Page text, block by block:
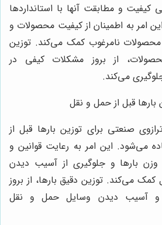
و مطابقت آنها با استانداردها
امر به اطمینان از کیفیت محصولات و
محصولات نامرغوب کمک می‌کند. توزین
از بروز مشکلات کیفی در
می‌کند.
بارها قبل از حمل و نقل
صنعتی برای توزین بارها قبل از
می‌شود. این امر به رعایت قوانین و
وزن بارها و جلوگیری از آسیب دیدن
می‌کند. توزین دقیق بارها، از بروز
و آسیب دیدن وسایل حمل و نقل